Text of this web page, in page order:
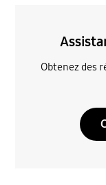
Obtenez des